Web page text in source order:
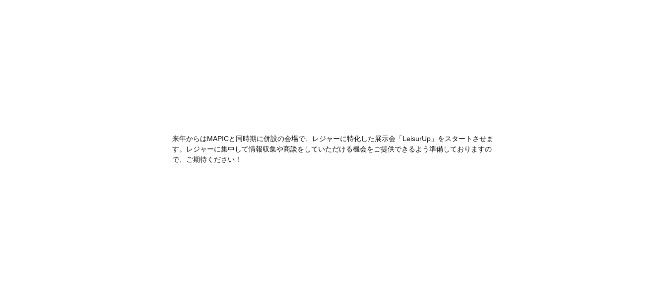
来年からはMAPICと同時期に併設の会場で、レジャーに特化した展示会「LeisurUp」をスタートさせま
す。レジャーに集中して情報収集や商談をしていただける機会をご提供できるよう準備しておりますの
で、ご期待ください！